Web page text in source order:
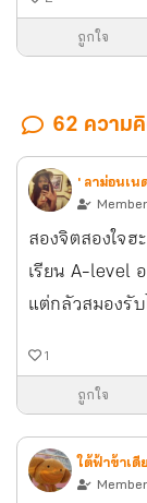
ถูกใจ
62 ความ
' ลาม่อนเน
Member
สองจิตสองใจ
เรียน A-level
แต่กลัวสมองรั
1
ถูกใจ
ใต้ฟ้าข้าเดี
Member